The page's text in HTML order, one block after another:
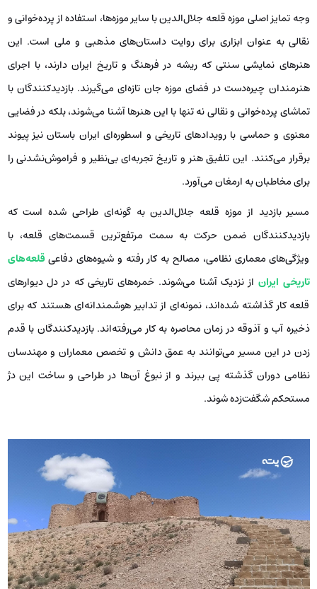
وجه تمایز اصلی موزه قلعه جلال‌الدین با سایر موزه‌ها، استفاده از پرده‌خوانی و
نقالی به عنوان ابزاری برای روایت داستان‌های مذهبی و ملی است. این
هنرهای نمایشی سنتی که ریشه در فرهنگ و تاریخ ایران دارند، با اجرای
هنرمندان چیره‌دست در فضای موزه جان تازه‌ای می‌گیرند. بازدیدکنندگان با
تماشای پرده‌خوانی و نقالی نه تنها با این هنرها آشنا می‌شوند، بلکه در فضایی
معنوی و حماسی با رویدادهای تاریخی و اسطوره‌ای ایران باستان نیز پیوند
برقرار می‌کنند. این تلفیق هنر و تاریخ تجربه‌ای بی‌نظیر و فراموش‌نشدنی را
برای مخاطبان به ارمغان می‌آورد.
مسیر بازدید از موزه قلعه جلال‌الدین به گونه‌ای طراحی شده است که
بازدیدکنندگان ضمن حرکت به سمت مرتفع‌ترین قسمت‌های قلعه، با
ویژگی‌های معماری نظامی، مصالح به کار رفته و شیوه‌های دفاعی قلعه‌های
تاریخی ایران از نزدیک آشنا می‌شوند. خمره‌های تاریخی که در دل دیوارهای
قلعه کار گذاشته شده‌اند، نمونه‌ای از تدابیر هوشمندانه‌ای هستند که برای
ذخیره آب و آذوقه در زمان محاصره به کار می‌رفته‌اند. بازدیدکنندگان با قدم
زدن در این مسیر می‌توانند به عمق دانش و تخصص معماران و مهندسان
نظامی دوران گذشته پی ببرند و از نبوغ آن‌ها در طراحی و ساخت این دژ
مستحکم شگفت‌زده شوند.